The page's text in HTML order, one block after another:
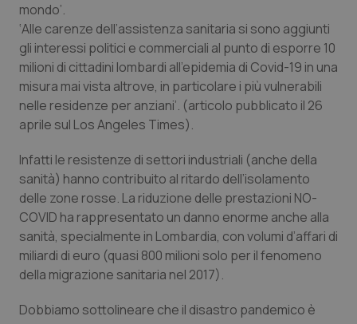
Sangue & coagulazione
Tiroide
Tumore al seno
Tumore ovarico
Tumori del Polmone & Testa Collo
Tumori gastrointestinali
Ulcera & Reflusso
Vaccini
mondo’.
‘Alle carenze dell’assistenza sanitaria si sono aggiunti
gli interessi politici e commerciali al punto di esporre 10
milioni di cittadini lombardi all’epidemia di Covid-19 in una
misura mai vista altrove, in particolare i più vulnerabili
nelle residenze per anziani’. (articolo pubblicato il 26
aprile sul Los Angeles Times).
Infatti le resistenze di settori industriali (anche della
sanità) hanno contribuito al ritardo dell’isolamento
delle zone rosse. La riduzione delle prestazioni NO-
COVID ha rappresentato un danno enorme anche alla
sanità, specialmente in Lombardia, con volumi d’affari di
miliardi di euro (quasi 800 milioni solo per il fenomeno
della migrazione sanitaria nel 2017).
Dobbiamo sottolineare che il disastro pandemico è